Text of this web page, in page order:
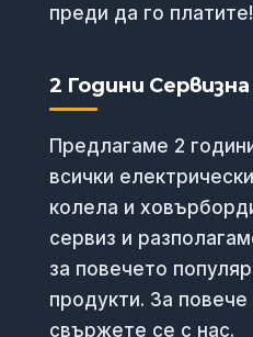
преди да го платите!
2 Години
Предлагаме 2
всички
колела и
сервиз и
за повечето
продукти. За
свържете се с нас.